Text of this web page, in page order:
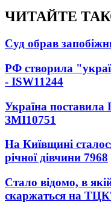
ЧИТАЙТЕ
Суд обрав
РФ створила
- ISW11244
Україна поставила
ЗМІ10751
На Київщині
річної дівчини 7968
Стало відомо, в
скаржаться на ТЦК